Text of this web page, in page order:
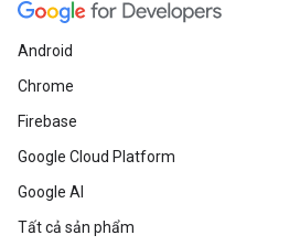
Android
Chrome
Firebase
Google Cloud Platform
Google AI
Tất cả sản phẩm